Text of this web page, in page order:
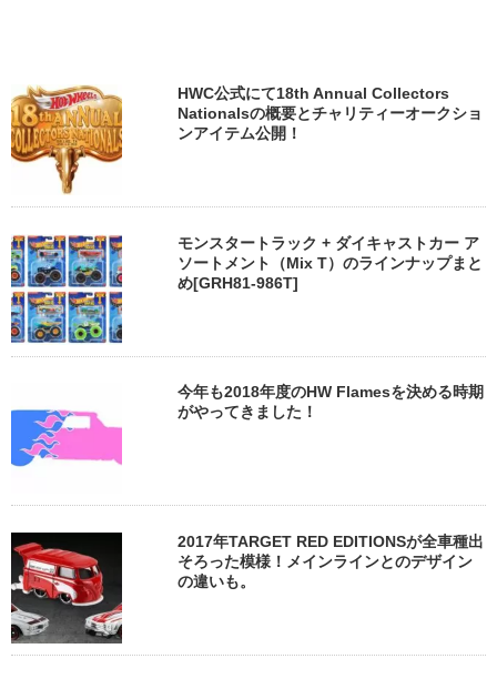
HWC公式にて18th Annual Collectors
Nationalsの概要とチャリティーオークショ
ンアイテム公開！
モンスタートラック + ダイキャストカー ア
ソートメント（Mix T）のラインナップまと
め[GRH81-986T]
今年も2018年度のHW Flamesを決める時期
がやってきました！
2017年TARGET RED EDITIONSが全車種出
そろった模様！メインラインとのデザイン
の違いも。